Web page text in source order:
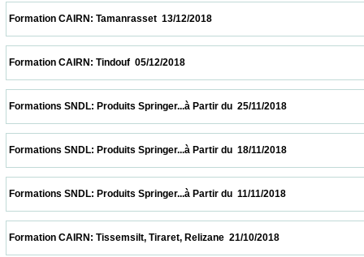
Formation CAIRN: Tamanrasset  13/12/2018
Formation CAIRN: Tindouf  05/12/2018
Formations SNDL: Produits Springer...à Partir du  25/11/2018
Formations SNDL: Produits Springer...à Partir du  18/11/2018
Formations SNDL: Produits Springer...à Partir du  11/11/2018
Formation CAIRN: Tissemsilt, Tiraret, Relizane  21/10/2018